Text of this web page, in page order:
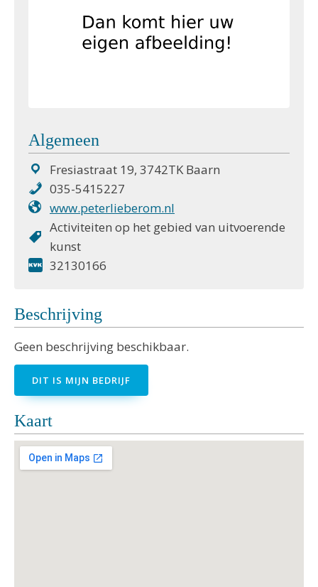
Algemeen
Fresiastraat 19, 3742TK Baarn
035-5415227
www.peterlieberom.nl
Activiteiten op het gebied van uitvoerende
kunst
32130166
Beschrijving
Geen beschrijving beschikbaar.
DIT IS MIJN BEDRIJF
Kaart